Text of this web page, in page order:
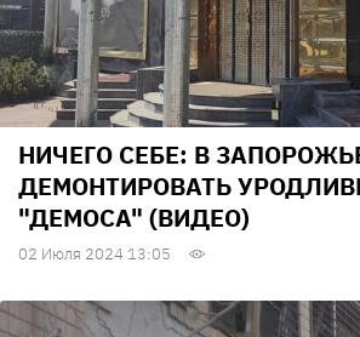
НИЧЕГО СЕБЕ: В
ДЕМОНТИРОВАТЬ
"ДЕМОСА" (ВИДЕО)
02 Июля 2024 13:05